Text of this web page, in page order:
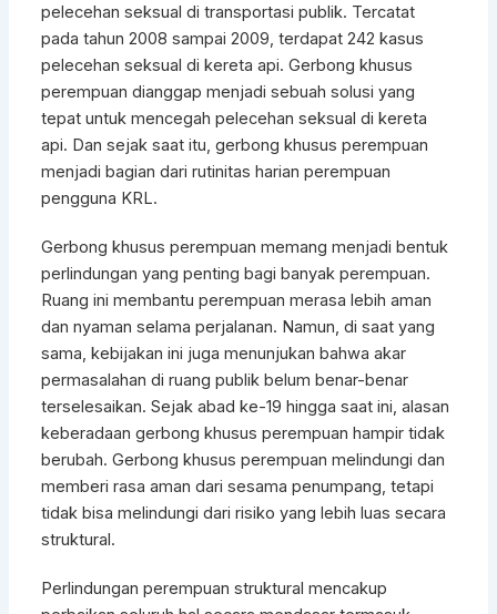
pelecehan seksual di transportasi publik. Tercatat
pada tahun 2008 sampai 2009, terdapat 242 kasus
pelecehan seksual di kereta api. Gerbong khusus
perempuan dianggap menjadi sebuah solusi yang
tepat untuk mencegah pelecehan seksual di kereta
api. Dan sejak saat itu, gerbong khusus perempuan
menjadi bagian dari rutinitas harian perempuan
pengguna KRL.
Gerbong khusus perempuan memang menjadi bentuk
perlindungan yang penting bagi banyak perempuan.
Ruang ini membantu perempuan merasa lebih aman
dan nyaman selama perjalanan. Namun, di saat yang
sama, kebijakan ini juga menunjukan bahwa akar
permasalahan di ruang publik belum benar-benar
terselesaikan. Sejak abad ke-19 hingga saat ini, alasan
keberadaan gerbong khusus perempuan hampir tidak
berubah. Gerbong khusus perempuan melindungi dan
memberi rasa aman dari sesama penumpang, tetapi
tidak bisa melindungi dari risiko yang lebih luas secara
struktural.
Perlindungan perempuan struktural mencakup